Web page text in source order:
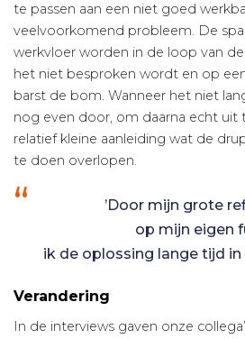
te passen aan een niet goed
veelvoor­komend probleem. De
werkvloer worden in de loop van
het niet besproken wordt en op
barst de bom. Wanneer het niet
nog even door, om daarna echt uit
relatief kleine aanleiding wat de
te doen overlopen.
’Door mijn grote
op mijn eigen
ik de oplossing lange tijd in
Verandering
In de interviews gaven onze